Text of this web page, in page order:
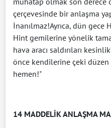
çerçevesinde bir anlaşma
İnanılmaz!Ayrıca, dün gece
Hint gemilerine yönelik
hava aracı saldırıları
önce kendilerine çeki
hemen!"
14 MADDELİK ANLAŞMA